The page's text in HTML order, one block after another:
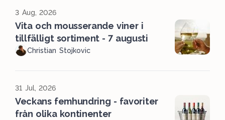
3 Aug, 2026
Vita och mousserande viner i
tillfälligt sortiment - 7 augusti
Christian Stojkovic
31 Jul, 2026
Veckans femhundring - favoriter
från olika kontinenter